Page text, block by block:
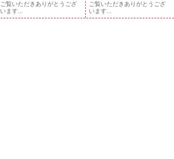
ご覧いただきありがとうござ
います...
ご覧いただきありがとうござ
います...